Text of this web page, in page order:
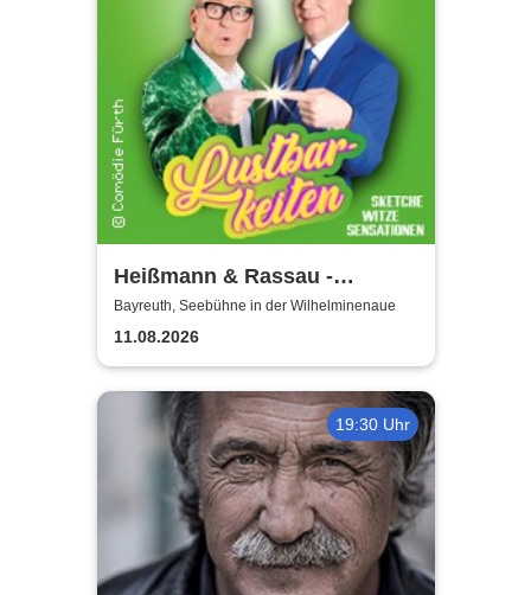
Heißmann & Rassau -
Lustbarkeiten
Bayreuth, Seebühne in der Wilhelminenaue
11.08.2026
19:30 Uhr